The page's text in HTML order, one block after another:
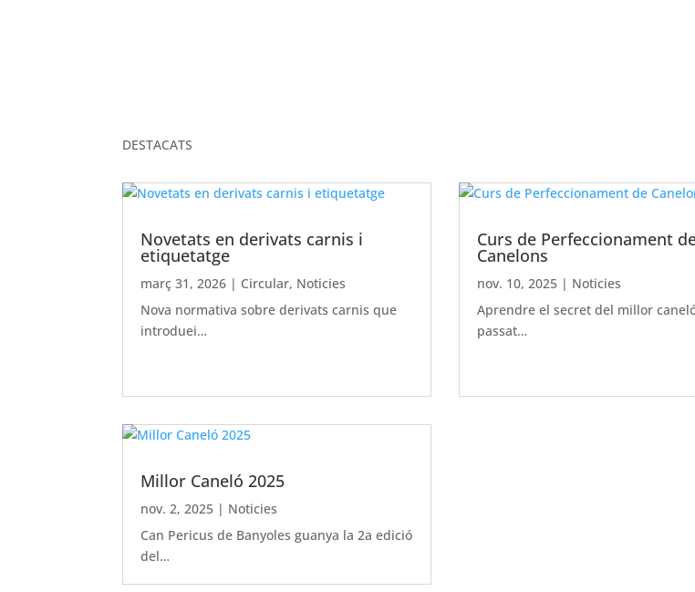
DESTACATS
Novetats en derivats carnis i
etiquetatge
març 31, 2026 | Circular, Noticies
Nova normativa sobre derivats carnis que
introduei…
Curs de Perfeccionament
Canelons
nov. 10, 2025| Noticies
Aprendre el secret del millor
passat…
Millor Caneló 2025
nov. 2, 2025 | Noticies
Can Pericus de Banyoles guanya la 2a edició
del…